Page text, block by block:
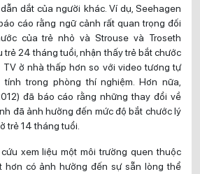
dắt của người khác. Ví dụ, Seehagen
cáo rằng ngữ cảnh rất quan trọng đối
của trẻ nhỏ và Strouse và Troseth
trẻ 24 tháng tuổi, nhận thấy trẻ bắt chước
ở nhà thấp hơn so với video tương tự
trong phòng thí nghiệm. Hơn nữa,
đã báo cáo rằng những thay đổi về
đã ảnh hưởng đến mức độ bắt chước lý
trẻ 14 tháng tuổi.
xem liệu một môi trường quen thuộc
hơn có ảnh hưởng đến sự sẵn lòng thể